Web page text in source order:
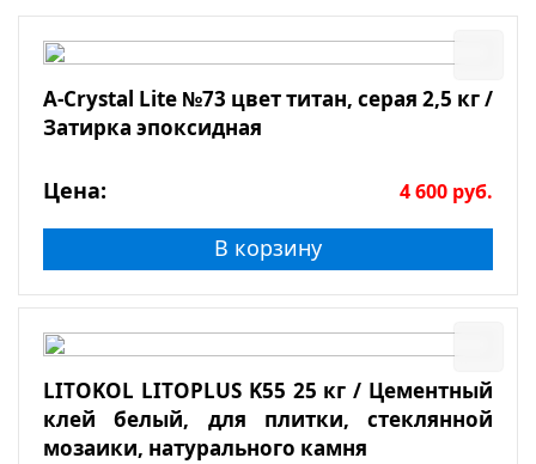
A-Crystal Lite №73 цвет титан, серая 2,5 кг /
Затирка эпоксидная
Цена: 4 600 руб.
В корзину
LITOKOL LITOPLUS K55 25 кг / Цементный
клей белый, для плитки, стеклянной
мозаики, натурального камня